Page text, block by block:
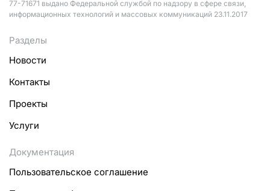
77-71671 выдано Федеральной службой по надзору в сфере связи,
информационных технологий и массовых коммуникаций 23.11.2017
Разделы
Новости
Контакты
Проекты
Услуги
Документация
Пользовательское соглашение